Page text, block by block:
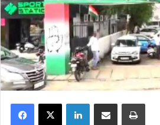
Facebook
X LinkedInShare via Email Print